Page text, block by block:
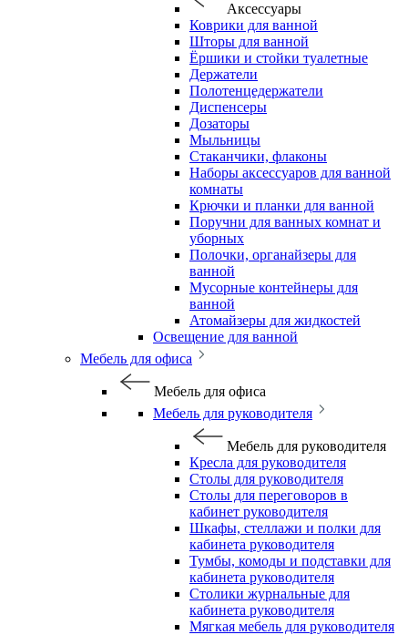
Аксессуары
Коврики для ванной
Шторы для ванной
Ёршики и стойки туалетные
Держатели
Полотенцедержатели
Диспенсеры
Дозаторы
Мыльницы
Стаканчики, флаконы
Наборы аксессуаров для ванной
комнаты
Крючки и планки для ванной
Поручни для ванных комнат и
уборных
Полочки, органайзеры для
ванной
Мусорные контейнеры для
ванной
Атомайзеры для жидкостей
Освещение для ванной
Мебель для офиса
Мебель для офиса
Мебель для руководителя
Мебель для руководителя
Кресла для руководителя
Столы для руководителя
Столы для переговоров в
кабинет руководителя
Шкафы, стеллажи и полки для
кабинета руководителя
Тумбы, комоды и подставки для
кабинета руководителя
Столики журнальные для
кабинета руководителя
Мягкая мебель для руководителя